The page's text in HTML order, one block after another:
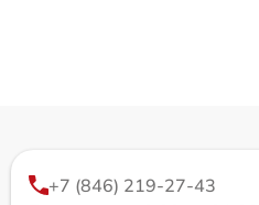
+7 (846) 219-27-43